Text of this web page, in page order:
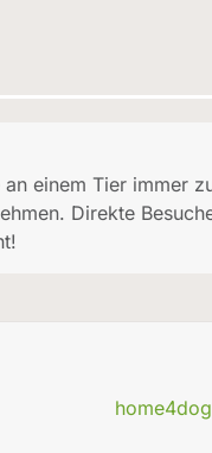
an einem Tier immer
Direkte